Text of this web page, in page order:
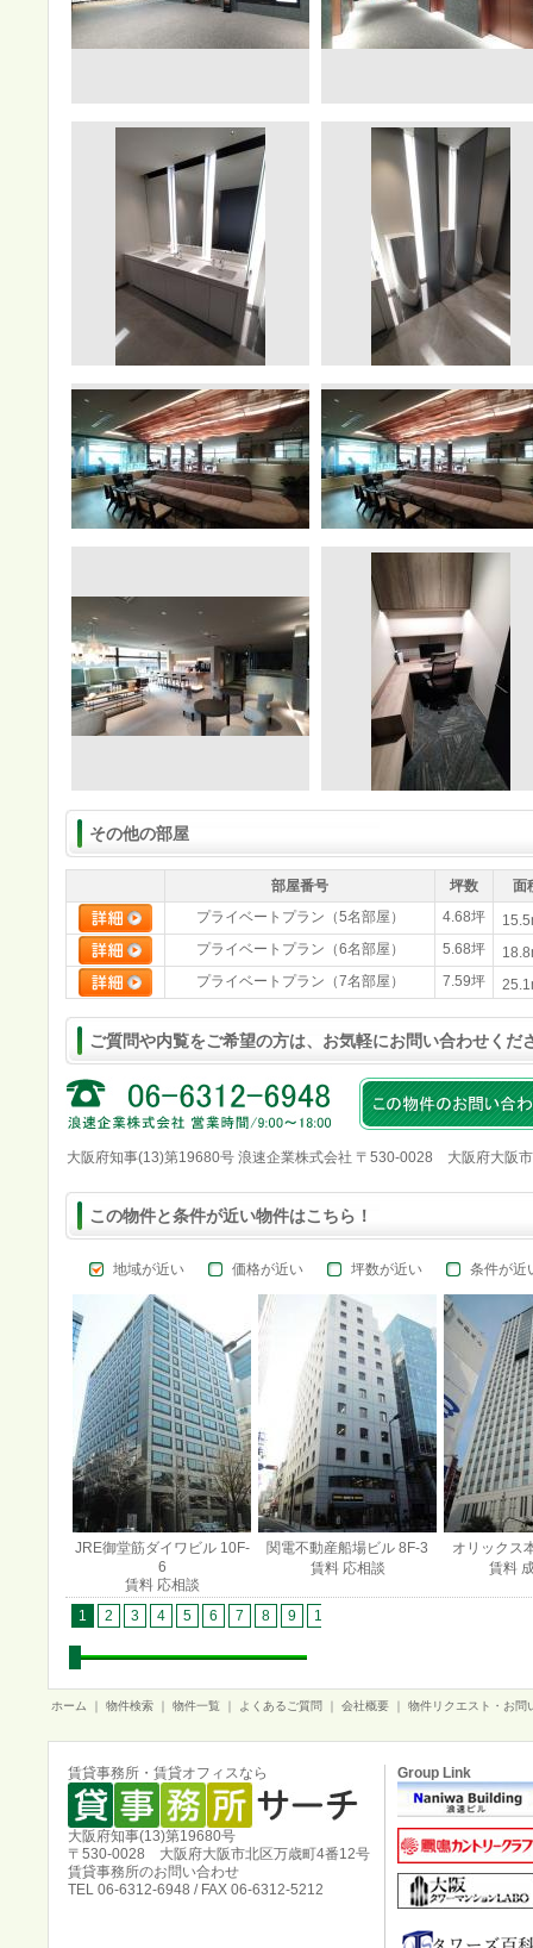
その他の部屋
部屋番号 坪数
面
プライベートプラン（5名部屋）
4.68坪
プライベートプラン（6名部屋）
5.68坪
プライベートプラン（7名部屋）
7.59坪
ご質問や内覧をご希望の方は、お気軽にお問い合わせくだ
大阪府知事(13)第19680号 浪速企業株式会社 〒530-0028 大阪府大阪
この物件と条件が近い物件はこちら！
地域が近い 価格が近い 坪数が近い 条件が近
JRE御堂筋ダイワビル 10F-
6
賃料 応相談
関電不動産船場ビル 8F-3
賃料 応相談
オリックス
賃料
1 2 3 4 5 6 7 8 9 10
ホーム 物件検索 物件一覧 よくあるご質問 会社概要 物件リクエスト・お問
賃貸事務所・賃貸オフィスなら
大阪府知事(13)第19680号
〒530-0028 大阪府大阪市北区万歳町4番12号
賃貸事務所のお問い合わせ
TEL 06-6312-6948 / FAX 06-6312-5212
Group Link